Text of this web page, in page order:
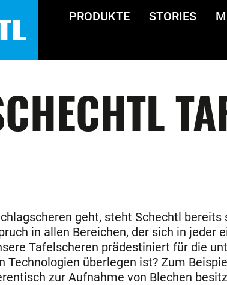
PRODUKTE STORIES
geht, steht Schechtl
in allen Bereichen, der sich in
Tafelscheren prädestiniert für die
Technologien überlegen ist? Zum
zur Aufnahme von Blechen